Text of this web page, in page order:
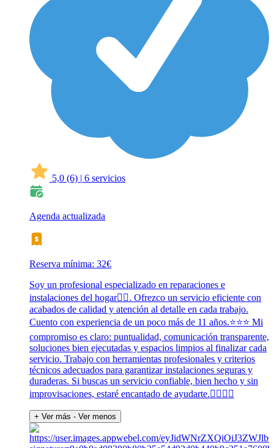
5,0 (6) | 6 servicios
Agenda actualizada
Reserva mínima: 32€
Soy un profesional especializado en reparaciones e
instalaciones del hogar👷‍♂️. Ofrezco un servicio eficiente con
acabados de calidad y atención al detalle en cada trabajo.
Cuento con experiencia de un poco más de 11 años.⭐️⭐️⭐️ Mi
compromiso es claro: puntualidad, comunicación transparente,
soluciones bien ejecutadas y espacios limpios al finalizar cada
servicio. Trabajo con herramientas profesionales y criterios
técnicos adecuados para garantizar instalaciones seguras y
duraderas. Si buscas un servicio confiable, bien hecho y sin
improvisaciones, estaré encantado de ayudarte.👍🏽🙏🏽
+ Ver más - Ver menos